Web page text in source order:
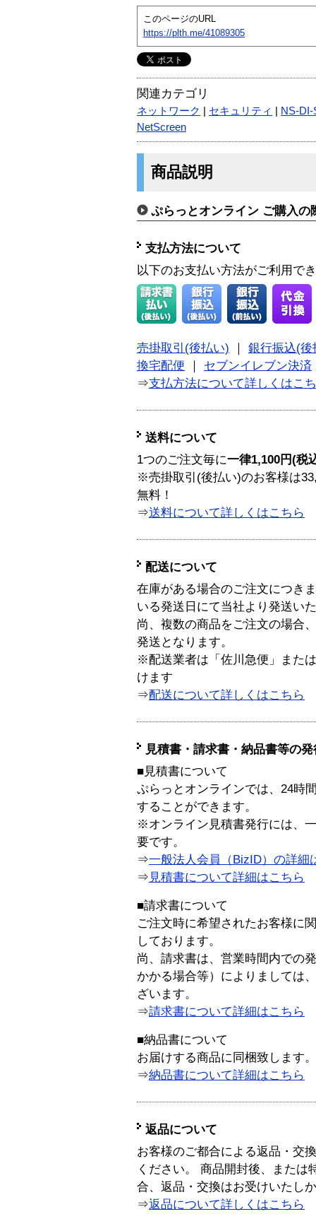
このページのURL
https://plth.me/41089305
関連カテゴリ
ネットワーク セキュリティ
NS-DI-
NetScreen
商品説明
ぷらっとオンライン ご購入の
支払方法について
以下のお支払い方法がご利用で
売掛取引(後払い)
銀行振込(後
換宅配便
セブンイレブン決済
⇒支払方法について詳しくはこ
送料について
1つのご注文毎に一律1,100円(税
※売掛取引(後払い)のお客様は
無料！
⇒送料について詳しくはこちら
配送について
在庫がある場合のご注文につき
いる発送日にて当社より発送い
尚、複数の商品をご注文の場合
発送となります。
※配送業者は「佐川急便」また
けます
⇒配送について詳しくはこちら
見積書・請求書・納品書等の
■見積書について
ぷらっとオンラインでは、24時
することができます。
※オンライン見積書発行には、
要です。
⇒一般法人会員（BizID）の詳細
⇒ 見積書について詳細はこちら
■請求書について
ご注文時に希望されたお客様に
しております。
尚、請求書は、営業時間内での
かかる場合等）によりましては
ざいます。
⇒請求書について詳細はこちら
■納品書について
お届けする商品に同梱致します。
⇒納品書について詳細はこちら
返品について
お客様のご都合による返品・交
ください。 商品開封後、または
合、返品・交換はお受けいたし
⇒返品について詳しくはこちら